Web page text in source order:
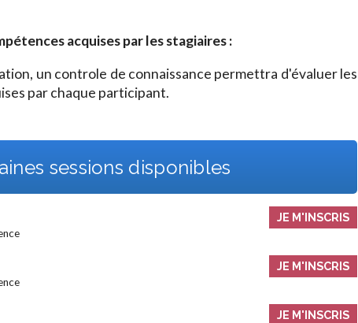
acquises par les stagiaires :
un controle de connaissance permettra d'évaluer les
par chaque participant.
sessions disponibles
JE M'INSCRIS
JE M'INSCRIS
JE M'INSCRIS